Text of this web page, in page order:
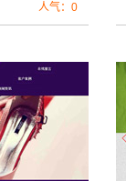
人气：0